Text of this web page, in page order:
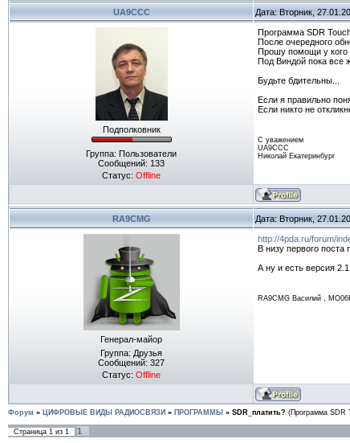
UA9CCC Дата: Вторник,
Подполковник
Группа: Пользователи
Сообщений: 133
Статус: Offline
Программа SDR
После очередного
Прошу помощи у кого
Под Виндой пока все
Будьте бдительны...
Если я правильно
Если никто не
С уважением
UA9ССС
Николай Екатеринбург
RA9CMG Дата: Вторник,
Генерал-майор
Группа: Друзья
Сообщений: 327
Статус: Offline
http://4pda.ru/forum/
В низу первого поста
А ну и есть версия
RA9CMG Василий ,
Форум » ЦИФРОВЫЕ ВИДЫ РАДИОСВЯЗИ » ПРОГРАММЫ » SDR_платить? (Программа SDR
Страница 1 из 1 1